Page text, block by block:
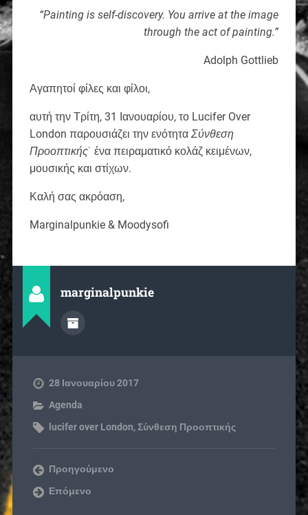
“Painting is self-discovery. You arrive at the image
through the act of painting.”
Adolph Gottlieb
Αγαπητοί φίλες και φίλοι,
αυτή την Τρίτη, 31 Ιανουαρίου, το Lucifer Over
London παρουσιάζει την ενότητα Σύνθεση
Προοπτικής˙ ένα πειραματικό κολάζ κειμένων,
μουσικής και στίχων.
Καλή σας ακρόαση,
Marginalpunkie & Moodysofi
marginalpunkie
28 Ιανουαρίου 2017
Agenda
lucifer over London,Σύνθεση Προοπτικής
Προηγούμενο
Επόμενο